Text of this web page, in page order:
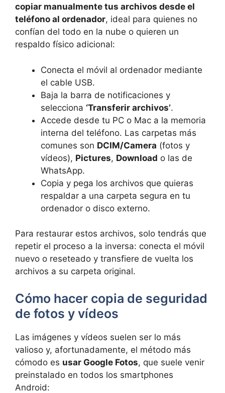
copiar manualmente tus archivos desde el
teléfono al ordenador, ideal para quienes no
confían del todo en la nube o quieren un
respaldo físico adicional:
Conecta el móvil al ordenador mediante
el cable USB.
Baja la barra de notificaciones y
selecciona ‘Transferir archivos’.
Accede desde tu PC o Mac a la memoria
interna del teléfono. Las carpetas más
comunes son DCIM/Camera (fotos y
vídeos), Pictures, Download o las de
WhatsApp.
Copia y pega los archivos que quieras
respaldar a una carpeta segura en tu
ordenador o disco externo.
Para restaurar estos archivos, solo tendrás que
repetir el proceso a la inversa: conecta el móvil
nuevo o reseteado y transfiere de vuelta los
archivos a su carpeta original.
Cómo hacer copia de seguridad
de fotos y vídeos
Las imágenes y vídeos suelen ser lo más
valioso y, afortunadamente, el método más
cómodo es usar Google Fotos, que suele venir
preinstalado en todos los smartphones
Android: